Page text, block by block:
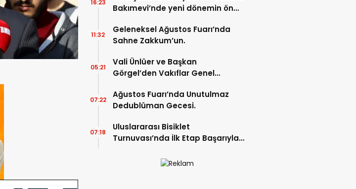
Bakımevi’nde yeni dönemin ön
16:23
Geleneksel Ağustos Fuarı’nda
Sahne Zakkum’un.
11:32
Vali Ünlüer ve Başkan
Görgel’den Vakıflar Genel
05:21
Ağustos Fuarı’nda Unutulmaz
Dedublüman Gecesi.
07:22
Uluslararası Bisiklet
Turnuvası’nda İlk Etap Başarıyla
07:18